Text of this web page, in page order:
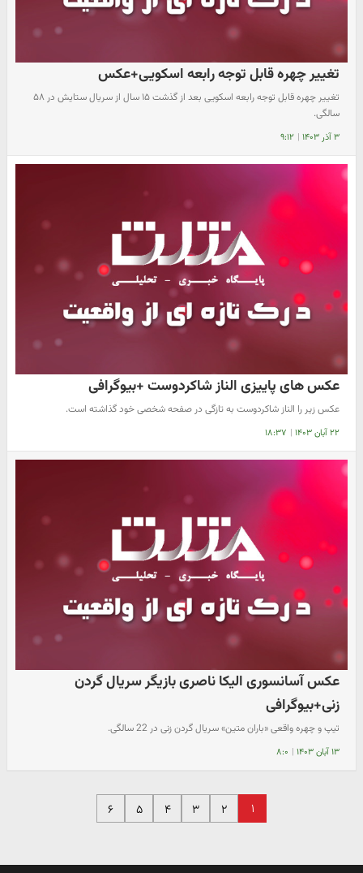
تغییر چهره قابل توجه رابعه اسکویی+عکس
تغییر چهره قابل توجه رابعه اسکویی بعد از گذشت ۱۵ سال از سریال ستایش در ۵۸
سالگی.
۳ آذر ۱۴۰۳ | ۹:۱۲
عکس های پاییزی الناز شاکردوست +بیوگرافی
عکس زیر را الناز شاکردوست به تازگی در صفحه شخصی خود گذاشته است.
۲۲ آبان ۱۴۰۳ | ۱۸:۳۷
عکس آسانسوری الیکا ناصری بازیگر سریال گردن
زنی+بیوگرافی
تیپ و چهره واقعی «باران متین» سریال گردن زنی در 22 سالگی.
۱۳ آبان ۱۴۰۳ | ۸:۰
۱ ۲ ۳ ۴ ۵ ۶